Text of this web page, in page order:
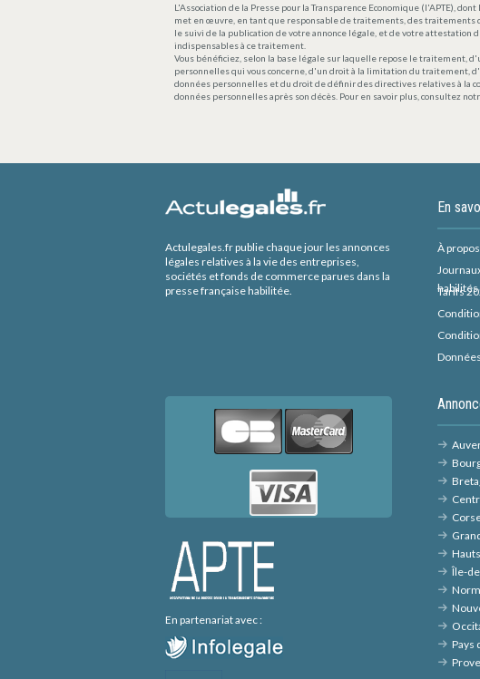
L'Association de la Presse pour la Transparence Economique (l'APTE),
met en œuvre, en tant que responsable de traitements, des
le suivi de la publication de votre annonce légale, et de votre attestation
indispensables à ce traitement.
Vous bénéficiez, selon la base légale sur laquelle repose le traitement,
personnelles qui vous concerne, d'un droit à la limitation du traitement,
données personnelles et du droit de définir des directives relatives à la
données personnelles après son décès. Pour en savoir plus, consultez
Actulegales.fr publie chaque jour les annonces
légales relatives à la vie des entreprises,
sociétés et fonds de commerce parues dans la
presse française habilitée.
En
À
habilités
Tarifs
En partenariat avec :
Île-
Pays